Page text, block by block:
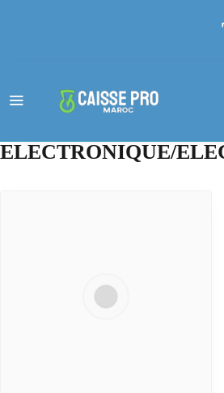
ELECTRONIQUE/